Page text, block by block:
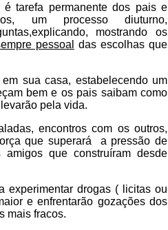
é tarefa permanente dos pais e
um processo diuturno,
mostrando os
pessoal
das escolhas que
sua casa, estabelecendo um
bem e os pais saibam como
pela vida.
encontros com os outros,
que superará a pressão de
que construíram desde
experimentar drogas ( licitas ou
e enfrentarão gozações dos
mais fracos.